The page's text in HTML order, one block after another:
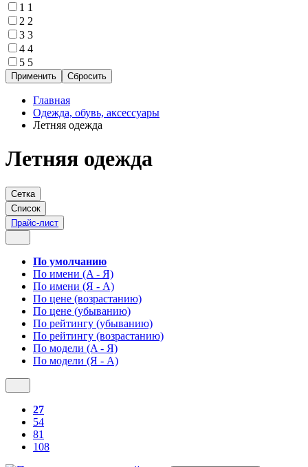
1 1
2 2
3 3
4 4
5 5
Главная
Одежда, обувь, аксессуары
Летняя одежда
Летняя одежда
Сетка
Список
Прайс-лист
По умолчанию
По имени (A - Я)
По имени (Я - A)
По цене (возрастанию)
По цене (убыванию)
По рейтингу (убыванию)
По рейтингу (возрастанию)
По модели (A - Я)
По модели (Я - A)
27
54
81
108